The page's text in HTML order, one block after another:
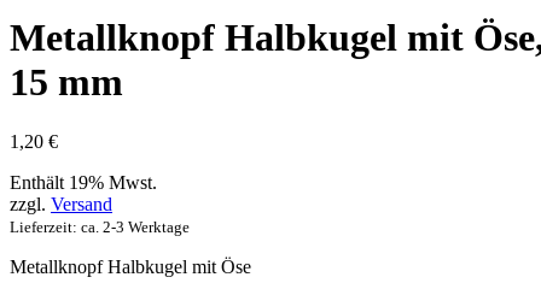
Metallknopf Halbkugel mit
15 mm
1,20 €
Enthält 19% Mwst.
zzgl. Versand
Lieferzeit: ca. 2-3 Werktage
Metallknopf Halbkugel mit Öse